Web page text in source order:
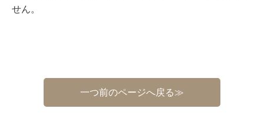
せん。
一つ前のページへ戻る≫